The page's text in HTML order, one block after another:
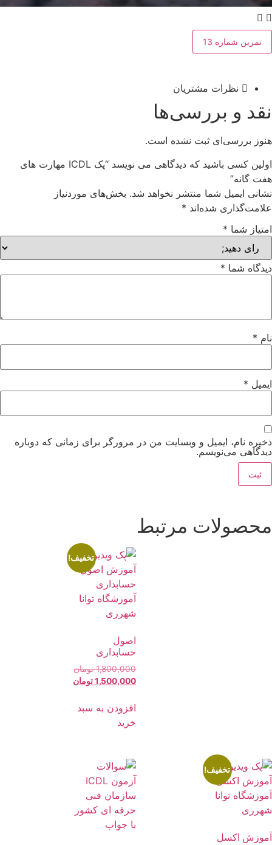
تمرین شماره 13
نظرات مشتریان
نقد و بررسی‌ها
هنوز بررسی‌ای ثبت نشده است.
اولین کسی باشید که دیدگاهی می نویسد “پک ICDL مهارت های
هفت گانه”
نشانی ایمیل شما منتشر نخواهد شد. بخش‌های موردنیاز
علامت‌گذاری شده‌اند *
امتیاز شما *
دیدگاه شما *
نام *
ایمیل *
ذخیره نام، ایمیل و وبسایت من در مرورگر برای زمانی که دوباره
دیدگاهی می‌نویسم.
محصولات مرتبط
تخفیف!
اصول
حسابداری
1,800,000 تومان
1,500,000تومان
افزودن به سبد
خرید
تخفیف!
آموزش اکسل